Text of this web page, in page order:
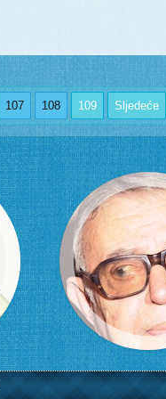
107 108 109 Sljedeće